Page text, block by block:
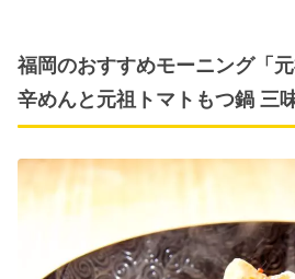
福岡のおすすめモーニング「
辛めんと元祖トマトもつ鍋 三